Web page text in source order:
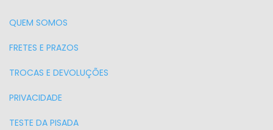
QUEM SOMOS
FRETES E PRAZOS
TROCAS E DEVOLUÇÕES
PRIVACIDADE
TESTE DA PISADA